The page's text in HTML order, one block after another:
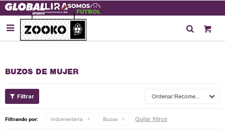

BUZOS DE MUJER
Recomendados
Filtrando por: Indumentaria Buzos Quitar filtros